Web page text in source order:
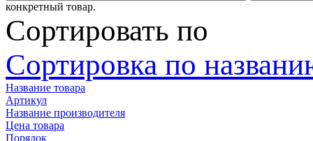
конкретный товар.
Сортировать по
Сортировка по
Название товара
Артикул
Название производителя
Цена товара
Порядок